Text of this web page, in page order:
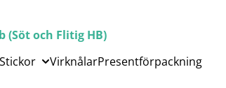
(Söt och Flitig HB)
Stickor VirknålarPresentförpackning